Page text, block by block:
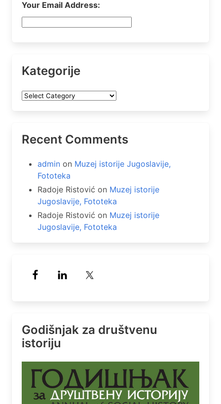
Your Email Address:
Kategorije
Kategorije
Recent Comments
admin on Muzej istorije Jugoslavije,
Fototeka
Radoje Ristović on Muzej istorije
Jugoslavije, Fototeka
Radoje Ristović on Muzej istorije
Jugoslavije, Fototeka
Godišnjak za društvenu
istoriju